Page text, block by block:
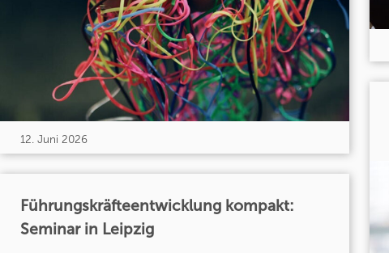
12. Juni 2026
Führungskräfteentwicklung kompakt:
Seminar in Leipzig